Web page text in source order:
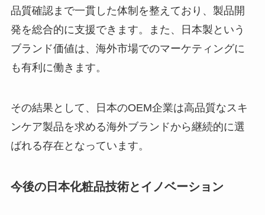
品質確認まで一貫した体制を整えており、製品開
発を総合的に支援できます。また、日本製という
ブランド価値は、海外市場でのマーケティングに
も有利に働きます。
その結果として、日本のOEM企業は高品質なスキ
ンケア製品を求める海外ブランドから継続的に選
ばれる存在となっています。
今後の日本化粧品技術とイノベーション